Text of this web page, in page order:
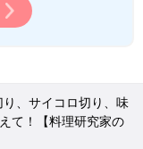
、サイコロ切り、味
て！【料理研究家の